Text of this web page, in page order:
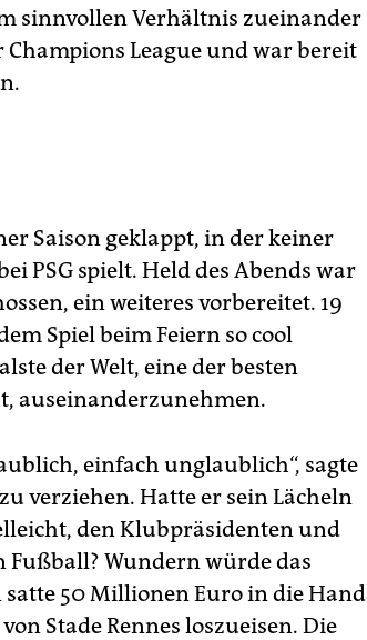
sinnvollen Verhältnis zueinander
League und war bereit
Saison geklappt, in der keiner
PSG spielt. Held des Abends war
ein weiteres vorbereitet. 19
Spiel beim Feiern so cool
der Welt, eine der besten
auseinanderzunehmen.
einfach unglaublich“, sagte
verziehen. Hatte er sein Lächeln
den Klubpräsidenten und
Wundern würde das
50 Millionen Euro in die Hand
Stade Rennes loszueisen. Die